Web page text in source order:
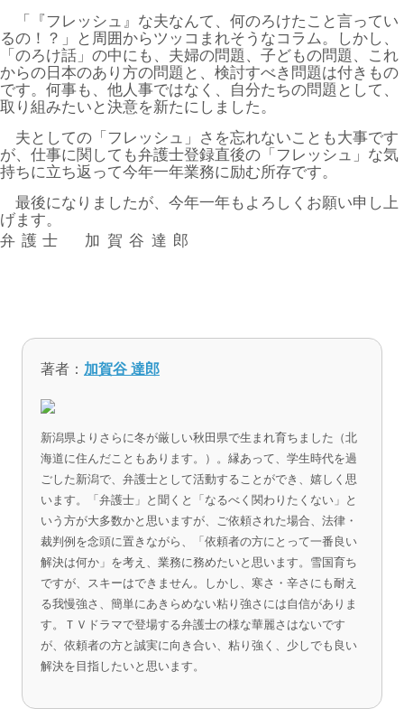
「『フレッシュ』な夫なんて、何のろけたこと言ってい
るの！？」と周囲からツッコまれそうなコラム。しかし、
「のろけ話」の中にも、夫婦の問題、子どもの問題、これ
からの日本のあり方の問題と、検討すべき問題は付きもの
です。何事も、他人事ではなく、自分たちの問題として、
取り組みたいと決意を新たにしました。
夫としての「フレッシュ」さを忘れないことも大事です
が、仕事に関しても弁護士登録直後の「フレッシュ」な気
持ちに立ち返って今年一年業務に励む所存です。
最後になりましたが、今年一年もよろしくお願い申し上
げます。
弁護士 加賀谷達郎
著者： 加賀谷 達郎
新潟県よりさらに冬が厳しい秋田県で生まれ育ちました（北
海道に住んだこともあります。）。縁あって、学生時代を過
ごした新潟で、弁護士として活動することができ、嬉しく思
います。「弁護士」と聞くと「なるべく関わりたくない」と
いう方が大多数かと思いますが、ご依頼された場合、法律・
裁判例を念頭に置きながら、「依頼者の方にとって一番良い
解決は何か」を考え、業務に務めたいと思います。雪国育ち
ですが、スキーはできません。しかし、寒さ・辛さにも耐え
る我慢強さ、簡単にあきらめない粘り強さには自信がありま
す。ＴＶドラマで登場する弁護士の様な華麗さはないです
が、依頼者の方と誠実に向き合い、粘り強く、少しでも良い
解決を目指したいと思います。